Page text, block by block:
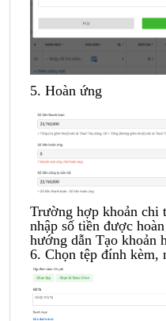
5. Hoàn ứng
Trường hợp khoản chi
nhập số tiền được
hướng dẫn Tạo khoản
6. Chọn tệp đính kèm,